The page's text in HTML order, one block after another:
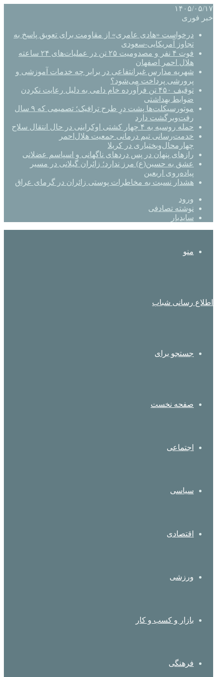
۱۴۰۵/۰۵/۱۷
خبر فوری
درخواست «هادی عامری» از مقاومت برای تعویق پاسخ به
تجاوز آمریکایی-سعودی
فوت ۴ نفر و مصدومیت ۲۵ تن در عملیات‌های ۲۴ ساعته
هلال احمر اصفهان
شهریه مدارس غیرانتفاعی در برابر چه خدمات آموزشی و
پرورشی پرداخت می‌شود؟
توقیف ۴۵۰ تن فرآورده خام دامی به دلیل رعایت نکردن
ضوابط بهداشتی
موتورسیکلت‌ها پشت درِ طرح ترافیک؛ تصمیمی که ۹ سال
رفت‌وبرگشت دارد
حمله روسیه به ۴ چهار کشتی اوکراینی در حال انتقال سلاح
خدمت‌رسانی تیم درمانی جمعیت هلال‌احمر
چهارمحال‌وبختیاری در کربلا
رازهای پنهان در پس دردهای ناگهانی و اسپاسم عضلانی
عشق به حسین(ع) مرز ندارد؛ زائران گیلانی در مسیر
پیاده‌روی اربعین
هشدار نسبت به مخاطرات پوستی زائران در گرمای عراق
ورود
نوشته تصادفی
سایدبار
منو
اطلاع رسانی شباب
جستجو برای
صفحه نخست
اجتماعی
سیاسی
اقتصادی
ورزشی
بازار و کسب و کار
فرهنگی